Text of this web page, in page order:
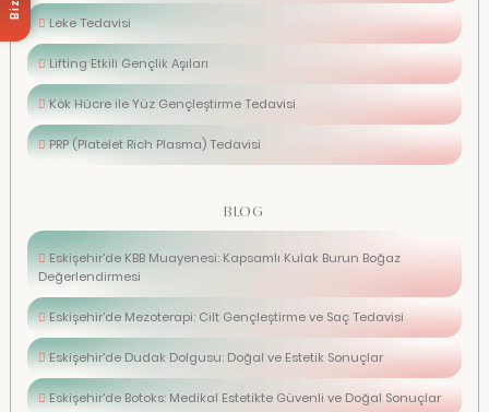
Leke Tedavisi
Lifting Etkili Gençlik Aşıları
Kök Hücre ile Yüz Gençleştirme Tedavisi
PRP (Platelet Rich Plasma) Tedavisi
BLOG
Eskişehir'de KBB Muayenesi: Kapsamlı Kulak Burun Boğaz
Değerlendirmesi
Eskişehir'de Mezoterapi: Cilt Gençleştirme ve Saç Tedavisi
Eskişehir'de Dudak Dolgusu: Doğal ve Estetik Sonuçlar
Eskişehir'de Botoks: Medikal Estetikte Güvenli ve Doğal Sonuçlar